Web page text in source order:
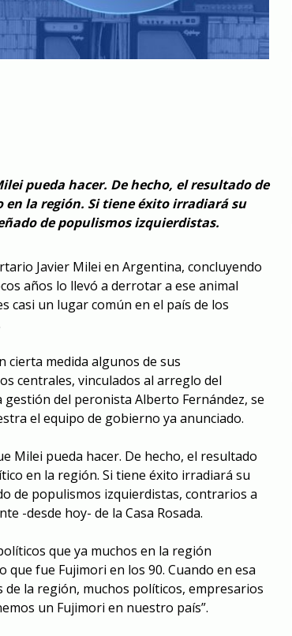
pueda hacer. De hecho, el resultado de
la región. Si tiene éxito irradiará su
de populismos izquierdistas.
Javier Milei en Argentina, concluyendo
años lo llevó a derrotar a ese animal
casi un lugar común en el país de los
cierta medida algunos de sus
centrales, vinculados al arreglo del
del peronista Alberto Fernández, se
el equipo de gobierno ya anunciado.
Milei pueda hacer. De hecho, el resultado
en la región. Si tiene éxito irradiará su
de populismos izquierdistas, contrarios a
-desde hoy- de la Casa Rosada.
que ya muchos en la región
que fue Fujimori en los 90. Cuando en esa
de la región, muchos políticos, empresarios
un Fujimori en nuestro país”.